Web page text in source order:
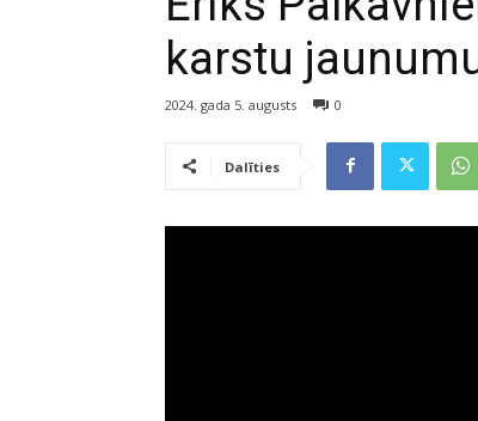
karstu
2024. gada 5. augusts 0
Dalīties